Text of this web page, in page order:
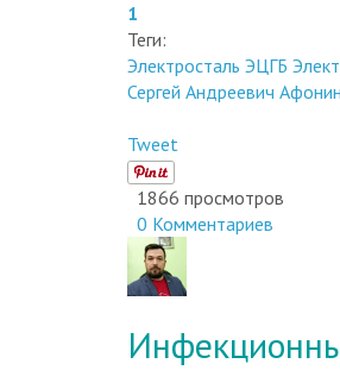
1
Теги:
Электросталь ЭЦГБ
Сергей Андреевич
Tweet
1866 просмотров
0 Комментариев